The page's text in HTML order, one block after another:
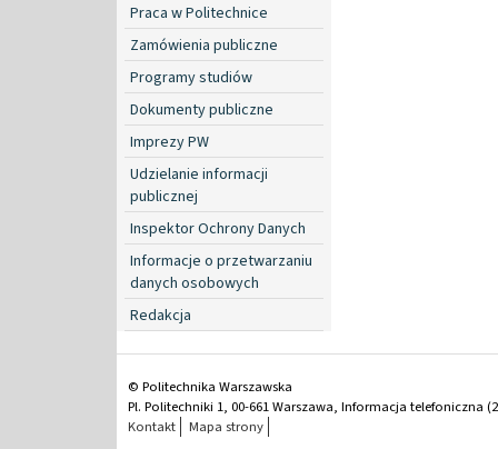
Praca w Politechnice
Zamówienia publiczne
Programy studiów
Dokumenty publiczne
Imprezy PW
Udzielanie informacji
publicznej
Inspektor Ochrony Danych
Informacje o przetwarzaniu
danych osobowych
Redakcja
© Politechnika Warszawska
Pl. Politechniki 1, 00-661 Warszawa, Informacja telefoniczna
Kontakt
Mapa strony